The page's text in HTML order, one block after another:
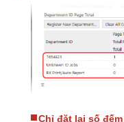
Chỉ đặt lại số